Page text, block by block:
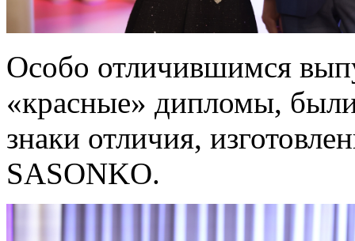
Особо отличившимся
«красные» дипломы,
знаки отличия,
SASONKO.